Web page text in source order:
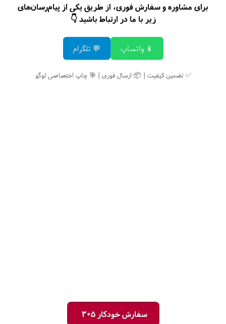
برای مشاوره و سفارش فوری، از طریق یکی از پیام‌رسان‌های
زیر با ما در ارتباط باشید 👇
📱 واتساپ 💬 تلگرام
✅ تضمین کیفیت | 📦 ارسال فوری | 🎯 چاپ اختصاصی لوگو
سفارش خودکار 305